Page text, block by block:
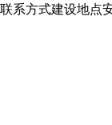
方式建设地点